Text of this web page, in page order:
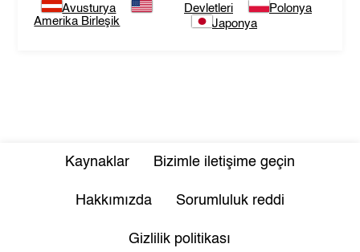
Avusturya
Amerika Birleşik
Devletleri
Polonya
Japonya
Kaynaklar Bizimle iletişime geçin
Hakkımızda Sorumluluk reddi
Gizlilik politikası